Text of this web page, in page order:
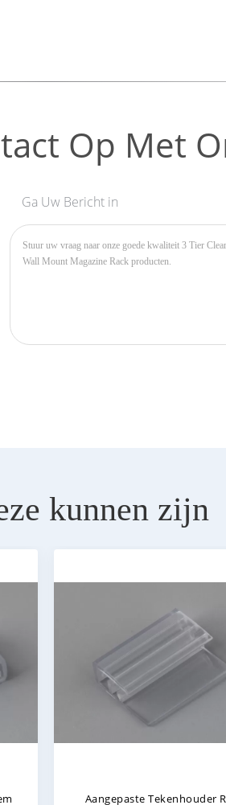
Op Met
Ga Uw Bericht in
kunnen zijn
Ronde De Houders Van Het